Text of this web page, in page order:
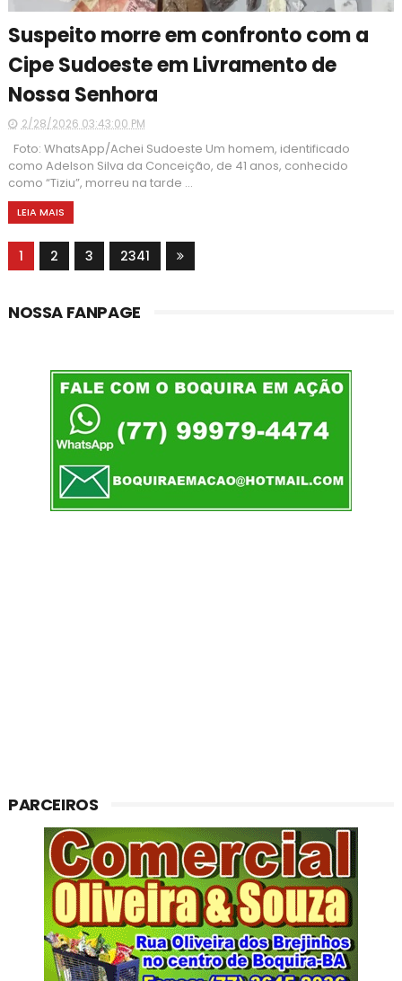
Suspeito morre em confronto com a
Cipe Sudoeste em Livramento de
Nossa Senhora
2/28/2026 03:43:00 PM
Foto: WhatsApp/Achei Sudoeste Um homem, identificado
como Adelson Silva da Conceição, de 41 anos, conhecido
como “Tiziu”, morreu na tarde ...
LEIA MAIS
1 2 3 2341
NOSSA FANPAGE
PARCEIROS